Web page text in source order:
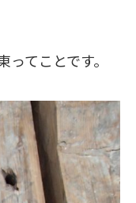
てことです。